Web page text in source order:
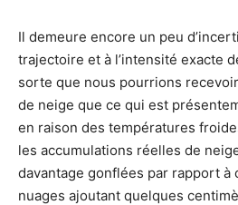
Il demeure encore un peu
trajectoire et à l’intensité exacte
sorte que nous pourrions
de neige que ce qui est
en raison des températures
les accumulations réelles de
davantage gonflées par rapport à
nuages ajoutant quelques